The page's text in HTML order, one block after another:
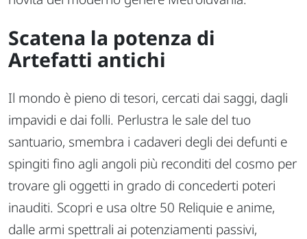
Scatena la potenza di
Artefatti antichi
Il mondo è pieno di tesori, cercati dai saggi, dagli
impavidi e dai folli. Perlustra le sale del tuo
santuario, smembra i cadaveri degli dei defunti e
spingiti fino agli angoli più reconditi del cosmo per
trovare gli oggetti in grado di concederti poteri
inauditi. Scopri e usa oltre 50 Reliquie e anime,
dalle armi spettrali ai potenziamenti passivi,